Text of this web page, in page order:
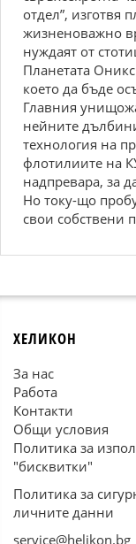
отдел”, изготвя
жизненоважно
нуждаят от
Планетата
което да бъде
Главния
нейните
технология на
флотилиите на
надпревара, за
Но току-що
свои собствени
ХЕЛИКОН
За нас
Работа
Контакти
Общи условия
Политика за
"бисквитки"
Политика за
личните данни
service@helikon.bg